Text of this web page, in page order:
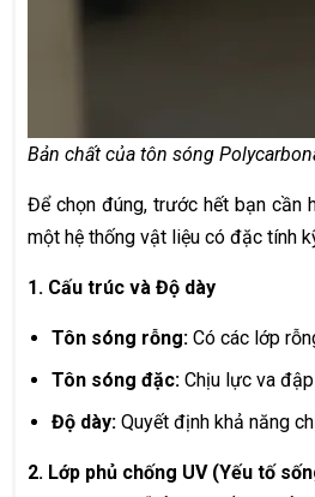
Bản chất của tôn sóng
Để chọn đúng, trước hết bạn cần
một hệ thống vật liệu có đặc tính
1. Cấu trúc và Độ dày
Tôn sóng rỗng: Có các lớp
Tôn sóng đặc: Chịu lực va
Độ dày: Quyết định khả năng
2. Lớp phủ chống UV (Yếu tố